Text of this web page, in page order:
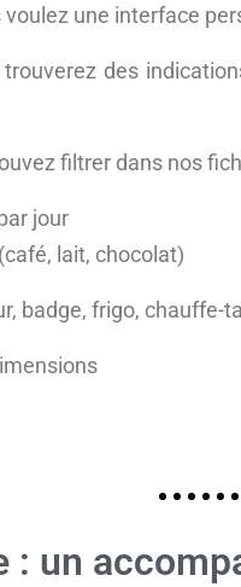
voulez une interface
des
filtrer dans nos
jour
lait, chocolat)
badge, frigo, chauffe-
: un